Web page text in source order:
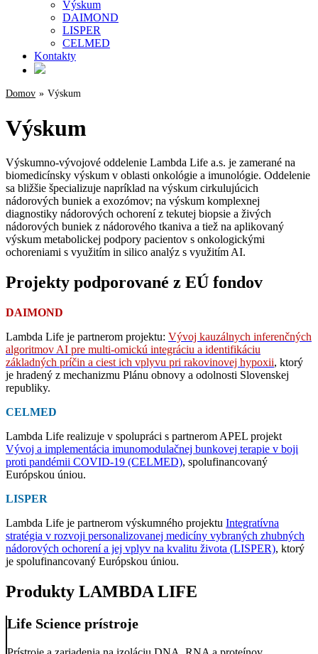
Výskum
DAIMOND
LISPER
CELMED
Kontakty
Domov » Výskum
Výskum
Výskumno-vývojové oddelenie Lambda Life a.s. je zamerané na
biomedicínsky výskum v oblasti onkológie a imunológie. Oddelenie
sa bližšie špecializuje napríklad na výskum cirkulujúcich
nádorových buniek a exozómov; na výskum komplexnej
diagnostiky nádorových ochorení z tekutej biopsie a živých
nádorových buniek z nádorového tkaniva a tiež na aplikovaný
výskum metabolickej podpory pacientov s onkologickými
ochoreniami s využitím in silico analýz s využitím AI.
Projekty podporované z EÚ fondov
DAIMOND
Lambda Life je partnerom projektu: Vývoj kauzálnych inferenčných
algoritmov AI pre multi-omickú integráciu a identifikáciu
základných príčin a ciest ich vplyvu pri rakovinovej hypoxii, ktorý
je hradený z mechanizmu Plánu obnovy a odolnosti Slovenskej
republiky.
CELMED
Lambda Life realizuje v spolupráci s partnerom APEL projekt
Vývoj a implementácia imunomodulačnej bunkovej terapie v boji
proti pandémii COVID-19 (CELMED), spolufinancovaný
Európskou úniou.
LISPER
Lambda Life je partnerom výskumného projektu Integratívna
stratégia v rozvoji personalizovanej medicíny vybraných zhubných
nádorových ochorení a jej vplyv na kvalitu života (LISPER), ktorý
je spolufinancovaný Európskou úniou.
Produkty LAMBDA LIFE
Life Science prístroje